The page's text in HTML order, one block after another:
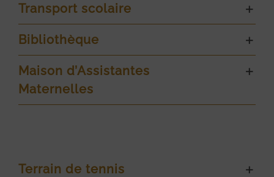
Transport scolaire
Bibliothèque
Maison d’Assistantes
Maternelles
Terrain de tennis